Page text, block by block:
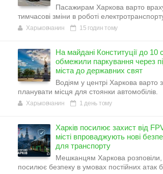
Пасажирам Харкова варто
тимчасові зміни в роботі
Харьковчанин 15 годин тому
На майдані Конституції до 10
обмежили паркування через
міста до державних свят
Водіям у центрі Харкова варто
планувати місця для стоянки автомобілів.
Харьковчанин 1 день тому
Харків посилює захист від
місті впроваджують нові
для транспорту
Мешканцям Харкова розповіли,
посилює безпеку в умовах постійних атак